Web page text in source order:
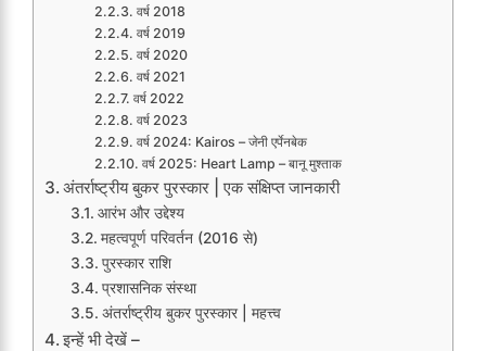
वर्ष 2018
वर्ष 2019
वर्ष 2020
वर्ष 2021
वर्ष 2022
वर्ष 2023
वर्ष 2024: Kairos – जेनी एर्पेनबेक
वर्ष 2025: Heart Lamp – बानू मुश्ताक
अंतर्राष्ट्रीय बुकर पुरस्कार | एक संक्षिप्त जानकारी
आरंभ और उद्देश्य
महत्वपूर्ण परिवर्तन (2016 से)
पुरस्कार राशि
प्रशासनिक संस्था
अंतर्राष्ट्रीय बुकर पुरस्कार | महत्त्व
इन्हें भी देखें –